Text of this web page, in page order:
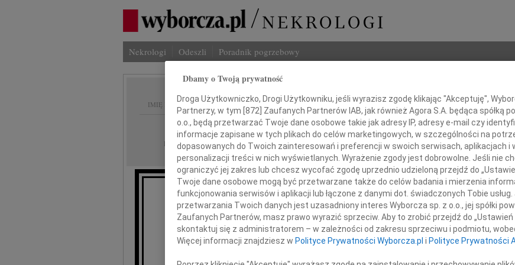
Nekrologi Odeszli Poradnik pogrzebowy
IMIĘ I NAZWISKO:
REGION: cała Polska
DATA EMISJI: 19.03.2010
Panu
dr. Jerzemu Szczotce
wyrazy ubolewania z powodu śmierci
Imię
Dbamy o Twoją prywatność
Droga Użytkowniczko, Drogi Użytkowniku, jeśli wyrazisz zgodę klikając "Akceptuję",
Partnerzy, w tym [872] Zaufanych Partnerów IAB, jak również Agora S.A. będąca spółką
o.o., będą przetwarzać Twoje dane osobowe takie jak adresy IP, adresy e-mail czy
informacje zapisane w tych plikach do celów marketingowych, w szczególności na
dopasowanych do Twoich zainteresowań i preferencji w swoich serwisach, aplikacjach i
personalizacji treści w nich wyświetlanych. Wyrażenie zgody jest dobrowolne. Jeśli nie
ograniczyć jej zakres lub chcesz wycofać zgodę uprzednio udzieloną przejdź do
Twoje dane osobowe mogą być przetwarzane także do celów badania i mierzenia
funkcjonowania serwisów i aplikacji lub łączone z danymi dot. świadczonych Tobie
przetwarzania Twoich danych jest uzasadniony interes Wyborcza sp. z o.o., jej spółki
Zaufanych Partnerów, masz prawo wyrazić sprzeciw. Aby to zrobić przejdź do „Ustawień
skontaktuj się z administratorem – w zależności od zakresu sprzeciwu i podmiotu,
Więcej informacji znajdziesz w Polityce Prywatności Wyborcza.pl i Polityce Prywatności